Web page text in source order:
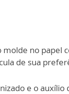
molde no papel
de sua
e o